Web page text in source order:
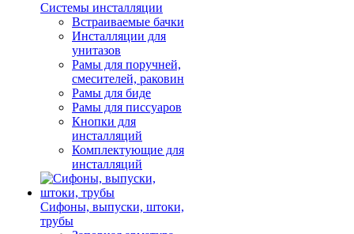
Системы инсталляции
Встраиваемые бачки
Инсталляции для
унитазов
Рамы для поручней,
смесителей, раковин
Рамы для биде
Рамы для писсуаров
Кнопки для
инсталляций
Комплектующие для
инсталляций
Сифоны, выпуски, штоки,
трубы